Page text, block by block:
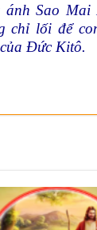
Sao Mai
chỉ lối để
Đức Kitô.